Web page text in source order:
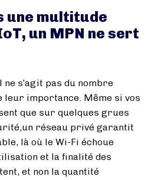
une multitude
un MPN ne sert
s’agit pas du nombre
leur importance. Même si vos
que sur quelques grues
réseau privé garantit
là où le Wi-Fi échoue
et la finalité des
et non la quantité